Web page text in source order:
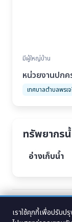
มีผู้ใหญ่บ้าน
หน่วยงานปก
เทศบาลตำบลพรเ
ทรัพยากร
อ่างเก็บน้ำ
อุดมพร บึงกาฬ,ประชา
เราใช้คุกกี้เพื่อปรับป